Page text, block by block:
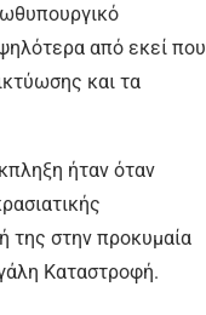
από εκεί που
και τα
ήταν όταν
της στην προκυμαία
Καταστροφή.